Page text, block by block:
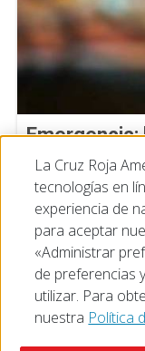
Emergencia:
Roja que te
real
23 de julio de
La Cruz Roja
tecnologías en
experiencia de
para aceptar
«Administrar
de preferencias
utilizar. Para
nuestra Política